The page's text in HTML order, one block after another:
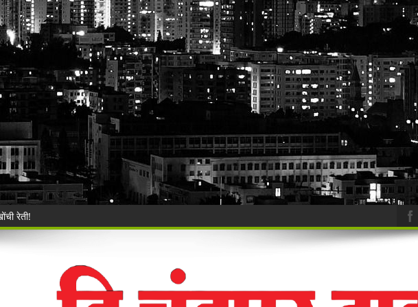
रेती!
याचे वर गुन्हा दाखल.
Deen celebrated in Warora
३५ गोवंशांची सुटका; २२.३५ लाखांचा मुद्देमाल जप्त